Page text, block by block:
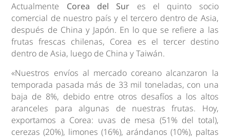
Actualmente Corea del Sur es el quinto socio
comercial de nuestro país y el tercero dentro de Asia,
después de China y Japón. En lo que se refiere a las
frutas frescas chilenas, Corea es el tercer destino
dentro de Asia, luego de China y Taiwán.
«Nuestros envíos al mercado coreano alcanzaron la
temporada pasada más de 33 mil toneladas, con una
baja de 8%, debido entre otros desafíos a los altos
aranceles para algunas de nuestras frutas. Hoy,
exportamos a Corea: uvas de mesa (51% del total),
cerezas (20%), limones (16%), arándanos (10%), paltas